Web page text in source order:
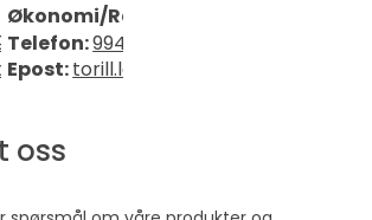
Økonomi/Regnskap
Telefon:99408494
Epost:torill.larsen.eriksen@mobit.no
oss